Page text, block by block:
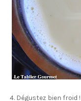
4. Dégustez bien froid !